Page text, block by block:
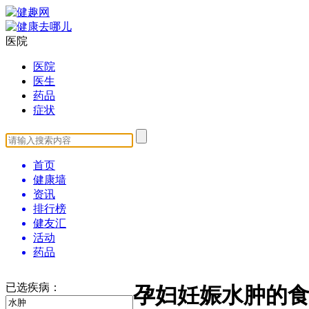
医院
医院
医生
药品
症状
首页
健康墙
资讯
排行榜
健友汇
活动
药品
已选疾病： 孕妇妊娠水肿的